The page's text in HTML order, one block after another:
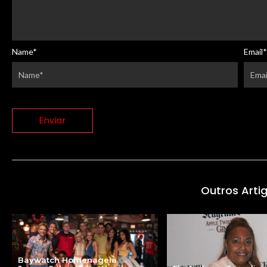
Name* Email*
Outros
Baywatch Homenageia